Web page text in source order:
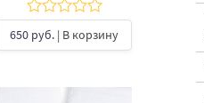
650 руб. | В корзину